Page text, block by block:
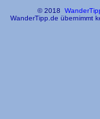
© 2018
WanderTipp.de übernimmt